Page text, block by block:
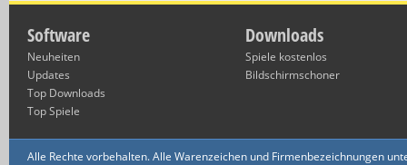
Software
Neuheiten
Updates
Top Downloads
Top Spiele
Downloads
Spiele kostenlos
Bildschirmschoner
Alle Rechte vorbehalten. Alle Warenzeichen und Firmenbezeichnungen